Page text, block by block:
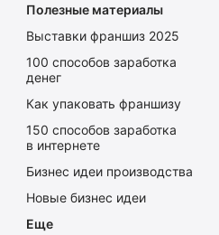
Полезные материалы
Выставки франшиз 2025
100 способов заработка
денег
Как упаковать франшизу
150 способов заработка
в интернете
Бизнес идеи производства
Новые бизнес идеи
Еще